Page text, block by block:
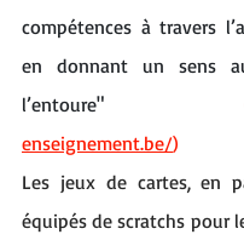
compétences à travers
en donnant un sens
l’entoure"
enseignement.be/)
Les jeux de cartes, en
équipés de scratchs pour